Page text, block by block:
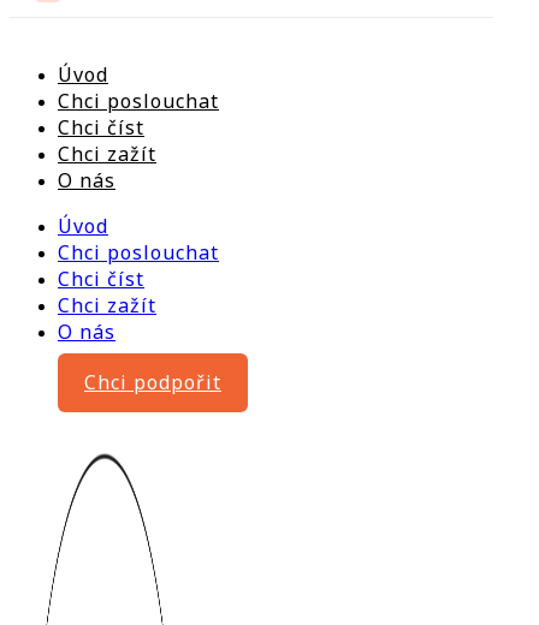
Úvod
Chci poslouchat
Chci číst
Chci zažít
O nás
Úvod
Chci poslouchat
Chci číst
Chci zažít
O nás
Chci podpořit